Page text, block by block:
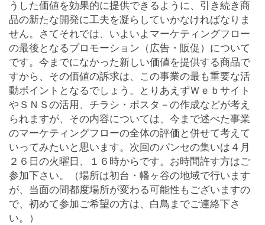
うした価値を効果的に提供できるように、引き続き商
品の新たな開発に工夫を凝らしていかなければなりま
せん。さてそれでは、いよいよマーケティングフロー
の最後となるプロモーション（広告・販促）について
です。今までになかった新しい価値を提供する商品で
すから、その価値の訴求は、この事業の最も重要な活
動ポイントとなるでしょう。とりあえずＷｅｂサイト
やＳＮＳの活用、チラシ・ポスタ－の作成などが考え
られますが、その内容については、今まで述べた事業
のマーケティングフローの全体の評価と併せて考えて
いってみたいと思います。次回のパンセの集いは４月
２６日の火曜日、１６時からです。お時間許す方はご
参加下さい。（場所は初台・幡ヶ谷の地域で行います
が、当面の間都度場所が変わる可能性もございますの
で、初めて参加ご希望の方は、白鳥までご連絡下さ
い。）